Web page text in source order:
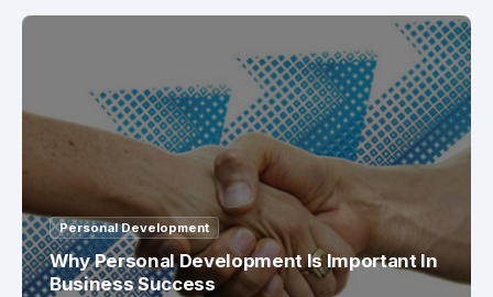
Personal Development
Why Personal Development Is Important In
Business Success